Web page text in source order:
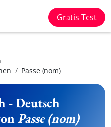
Gratis Test
Passe (nom)
- Deutsch
Passe (nom)